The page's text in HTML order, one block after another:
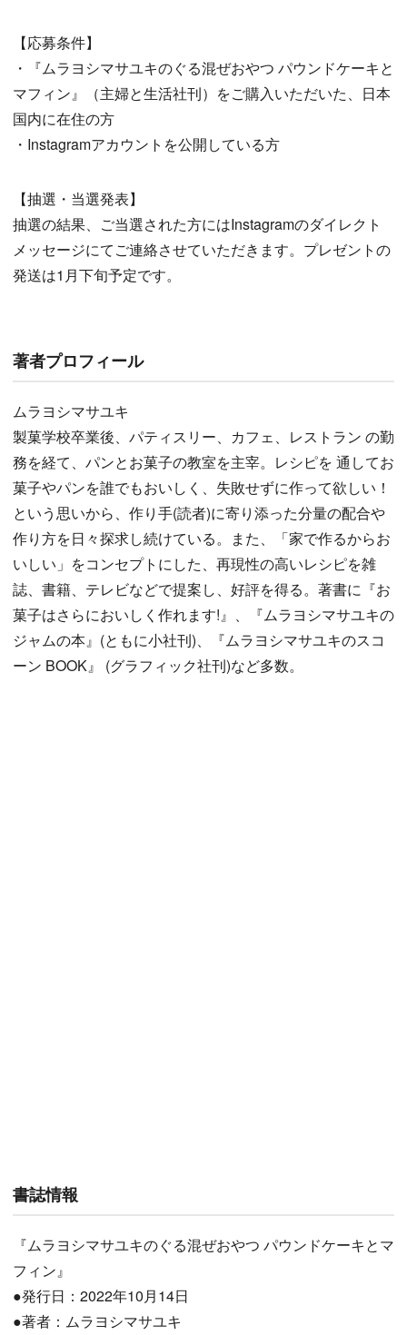
【応募条件】
・『ムラヨシマサユキのぐる混ぜおやつ パウンドケーキと
マフィン』（主婦と生活社刊）をご購入いただいた、日本
国内に在住の方
・Instagramアカウントを公開している方
【抽選・当選発表】
抽選の結果、ご当選された方にはInstagramのダイレクト
メッセージにてご連絡させていただきます。プレゼントの
発送は1月下旬予定です。
著者プロフィール
ムラヨシマサユキ
製菓学校卒業後、パティスリー、カフェ、レストラン の勤
務を経て、パンとお菓子の教室を主宰。レシピを 通してお
菓子やパンを誰でもおいしく、失敗せずに作って欲しい！
という思いから、作り手(読者)に寄り添った分量の配合や
作り方を日々探求し続けている。また、「家で作るからお
いしい」をコンセプトにした、再現性の高いレシピを雑
誌、書籍、テレビなどで提案し、好評を得る。著書に『お
菓子はさらにおいしく作れます!』、『ムラヨシマサユキの
ジャムの本』(ともに小社刊)、『ムラヨシマサユキのスコ
ーン BOOK』 (グラフィック社刊)など多数。
書誌情報
『ムラヨシマサユキのぐる混ぜおやつ パウンドケーキとマ
フィン』
●発行日：2022年10月14日
●著者：ムラヨシマサユキ